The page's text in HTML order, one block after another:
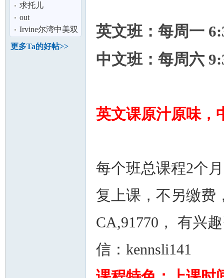
招 一位待产
做的产检
求托儿
out
Irvine尔湾中美双
语 寄宿家庭,小留
学生,hom
更多Ta的好帖>>
英文班：每周一
中文班：每周六
英文课原汁原味，
每个班总课程2个
复上课，不另缴费
CA,91770， 有兴
信：kennsli141